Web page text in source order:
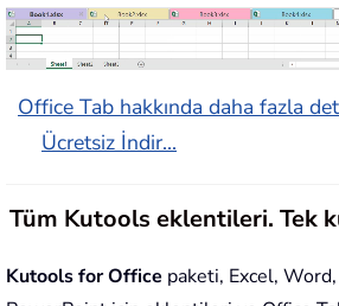
Office Tab hakkında daha fazla
Ücretsiz İndir...
Tüm Kutools eklentileri. Tek
Kutools for Office paketi, Excel,